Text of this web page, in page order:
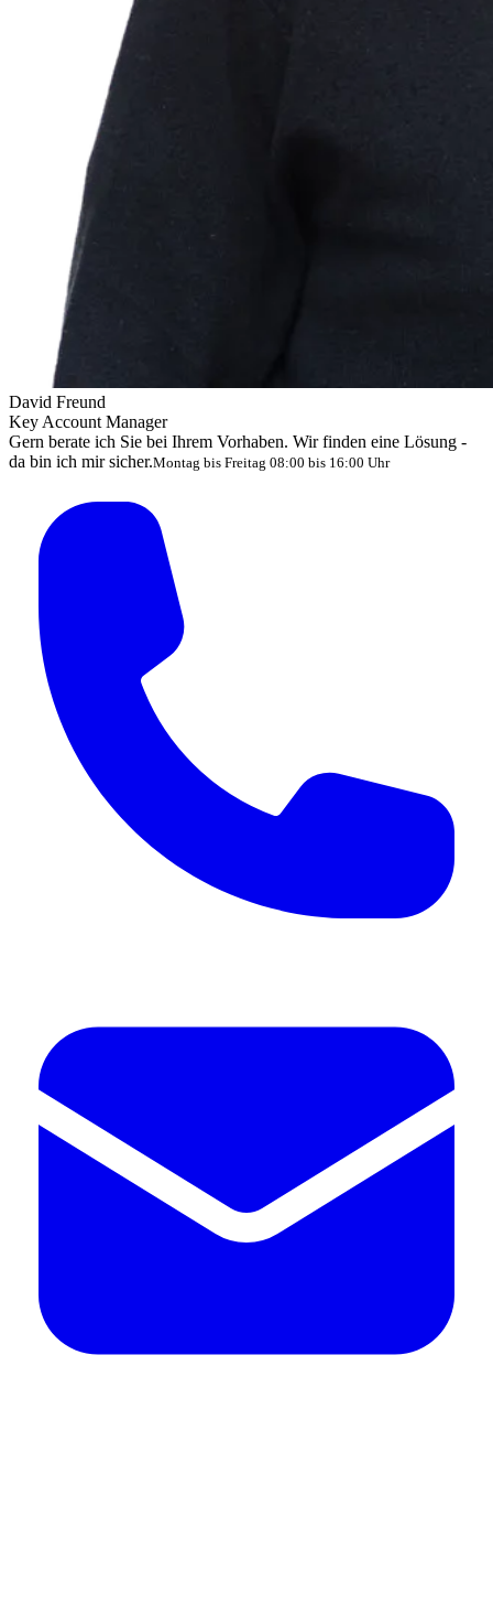
David Freund
Key Account Manager
Gern berate ich Sie bei Ihrem Vorhaben. Wir finden eine Lösung -
da bin ich mir sicher.Montag bis Freitag 08:00 bis 16:00 Uhr